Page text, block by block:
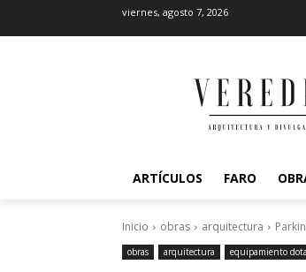
viernes, agosto 7, 2026
ARTÍCULOS FARO
Inicio obras arquitectura
obras arquitectura equipamiento